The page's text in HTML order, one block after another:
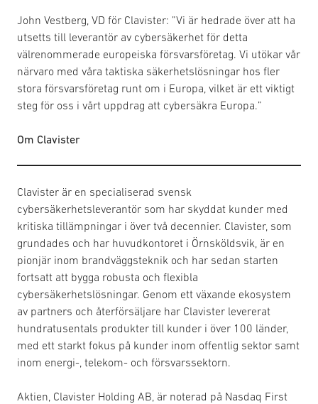
John Vestberg, VD för Clavister: ”Vi är hedrade över att ha
utsetts till leverantör av cybersäkerhet för detta
välrenommerade europeiska försvarsföretag. Vi utökar vår
närvaro med våra taktiska säkerhetslösningar hos fler
stora försvarsföretag runt om i Europa, vilket är ett viktigt
steg för oss i vårt uppdrag att cybersäkra Europa.”
Om Clavister
Clavister är en specialiserad svensk
cybersäkerhetsleverantör som har skyddat kunder med
kritiska tillämpningar i över två decennier. Clavister, som
grundades och har huvudkontoret i Örnsköldsvik, är en
pionjär inom brandväggsteknik och har sedan starten
fortsatt att bygga robusta och flexibla
cybersäkerhetslösningar. Genom ett växande ekosystem
av partners och återförsäljare har Clavister levererat
hundratusentals produkter till kunder i över 100 länder,
med ett starkt fokus på kunder inom offentlig sektor samt
inom energi-, telekom- och försvarssektorn.
Aktien, Clavister Holding AB, är noterad på Nasdaq First